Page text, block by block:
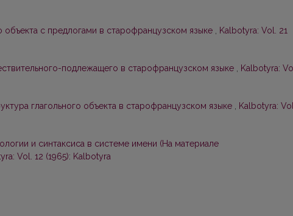
объекта с предлогами в старофранцузском языке , Kalbotyra: Vol. 21
подлежащего в старофранцузском языке , Kalbotyra:
глагольного объекта в старофранцузском языке , Kalbotyra:
и синтаксиса в системе имени (На материале
Vol. 12 (1965): Kalbotyra